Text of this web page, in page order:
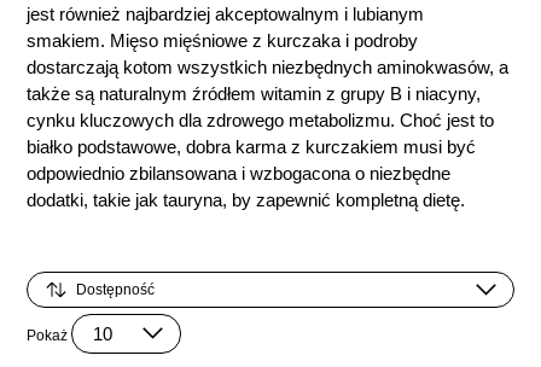
jest również najbardziej akceptowalnym i lubianym
smakiem. Mięso mięśniowe z kurczaka i podroby
dostarczają kotom wszystkich niezbędnych aminokwasów, a
także są naturalnym źródłem witamin z grupy B i niacyny,
cynku kluczowych dla zdrowego metabolizmu. Choć jest to
białko podstawowe, dobra karma z kurczakiem musi być
odpowiednio zbilansowana i wzbogacona o niezbędne
dodatki, takie jak tauryna, by zapewnić kompletną dietę.
Pokaż